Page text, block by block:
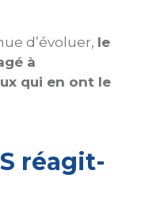
d’évoluer, le
à
qui en ont le
réagit-